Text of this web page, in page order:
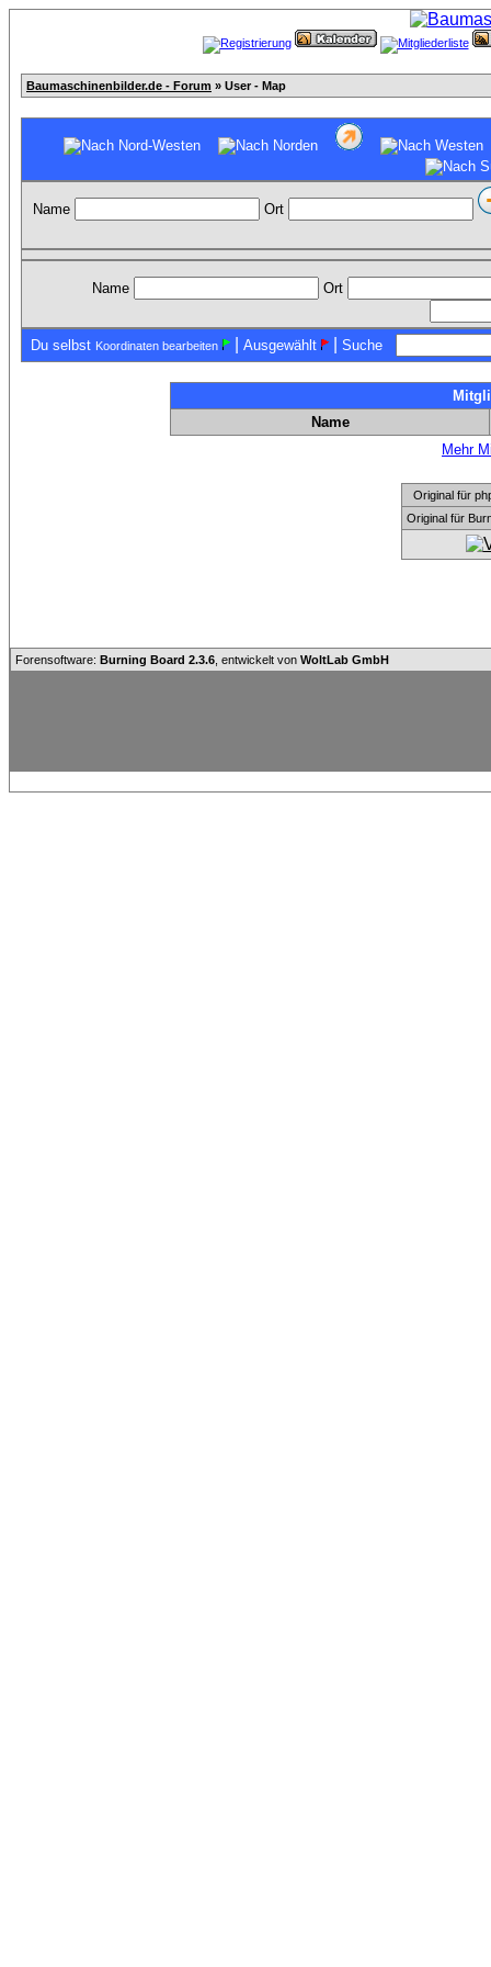
Baumaschinenbilder.de - Forum » User - Map
Name Ort
Name Ort
Du selbst Koordinaten bearbeiten Ausgewählt Suche
Name
Mehr
Original für
Original für
Forensoftware: Burning Board 2.3.6 , entwickelt von WoltLab GmbH